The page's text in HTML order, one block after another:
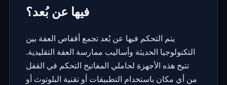
فيها عن بُعد؟
يتم التحكم فيها عن بُعد تجمع أقفاص العفة بين
التكنولوجيا الحديثة وأساليب ممارسة العفة التقليدية.
تتيح هذه الأجهزة لحاملي المفاتيح التحكم في القفل
من أي مكان باستخدام التطبيقات أو تقنية البلوتوث أو